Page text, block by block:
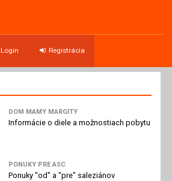
Login Registrácia
DOM MAMY MARGITY
Informácie o diele a možnostiach pobytu
PONUKY PRE ASC
Ponuky "od" a "pre" saleziánov